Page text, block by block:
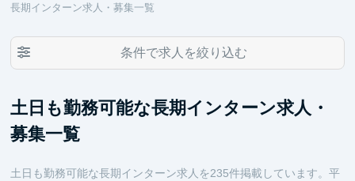
長期インターン求人・募集一覧
条件で求人を絞り込む
土日も勤務可能な長期インターン求人・
募集一覧
土日も勤務可能な長期インターン求人を235件掲載しています。平